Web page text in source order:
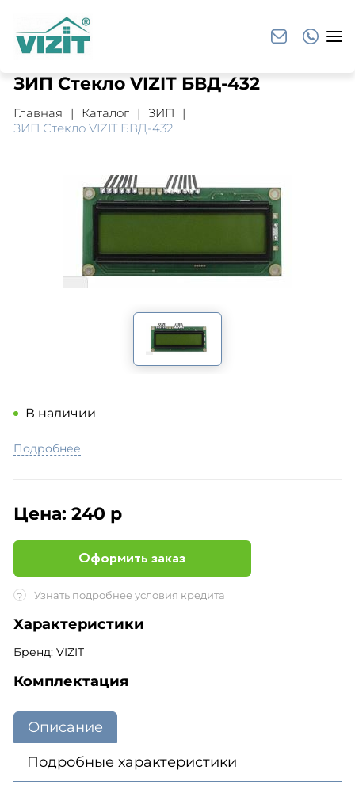
ЗИП Стекло VIZIT БВД-432
Главная Каталог
ЗИП
ЗИП Стекло VIZIT БВД-432
В наличии
Подробнее
Цена: 240 р
Оформить заказ
? Узнать подробнее условия кредита
Характеристики
Бренд: VIZIT
Комплектация
Описание
Подробные характеристики